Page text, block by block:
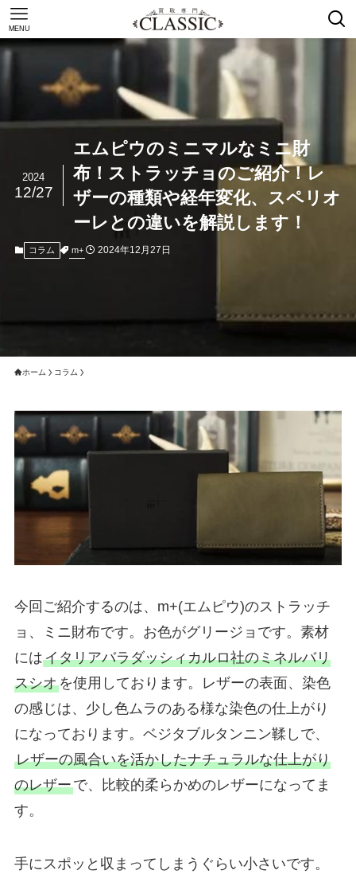
MENU
エムピウのミニマルなミニ財
布！ストラッチョのご紹介！レ
ザーの種類や経年変化、スペリオ
ーレとの違いを解説します！
2024
12/27
コラム m+ 2024年12月27日
ホーム コラム
今回ご紹介するのは、m+(エムピウ)のストラッチ
ョ、ミニ財布です。お色がグリージョです。素材
にはイタリアバラダッシィカルロ社のミネルバリ
スシオを使用しております。レザーの表面、染色
の感じは、少し色ムラのある様な染色の仕上がり
になっております。ベジタブルタンニン鞣しで、
レザーの風合いを活かしたナチュラルな仕上がり
のレザーで、比較的柔らかめのレザーになってま
す。
手にスポッと収まってしまうぐらい小さいです。